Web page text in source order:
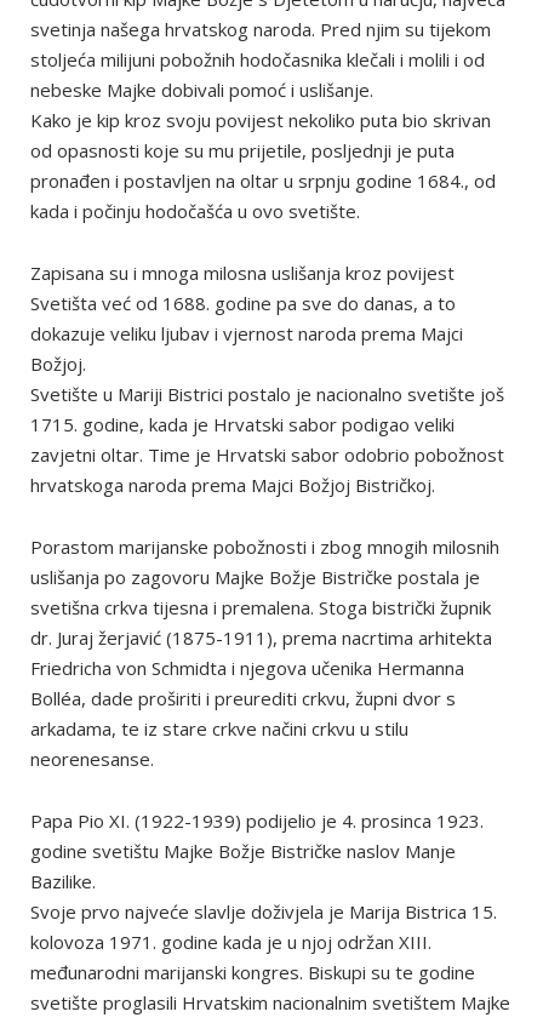
svetinja našega hrvatskog naroda. Pred njim su tijekom
stoljeća milijuni pobožnih hodočasnika klečali i molili i od
nebeske Majke dobivali pomoć i uslišanje.
Kako je kip kroz svoju povijest nekoliko puta bio skrivan
od opasnosti koje su mu prijetile, posljednji je puta
pronađen i postavljen na oltar u srpnju godine 1684., od
kada i počinju hodočašća u ovo svetište.
Zapisana su i mnoga milosna uslišanja kroz povijest
Svetišta već od 1688. godine pa sve do danas, a to
dokazuje veliku ljubav i vjernost naroda prema Majci
Božjoj.
Svetište u Mariji Bistrici postalo je nacionalno svetište još
1715. godine, kada je Hrvatski sabor podigao veliki
zavjetni oltar. Time je Hrvatski sabor odobrio pobožnost
hrvatskoga naroda prema Majci Božjoj Bistričkoj.
Porastom marijanske pobožnosti i zbog mnogih milosnih
uslišanja po zagovoru Majke Božje Bistričke postala je
svetišna crkva tijesna i premalena. Stoga bistrički župnik
dr. Juraj žerjavić (1875-1911), prema nacrtima arhitekta
Friedricha von Schmidta i njegova učenika Hermanna
Bolléa, dade proširiti i preurediti crkvu, župni dvor s
arkadama, te iz stare crkve načini crkvu u stilu
neorenesanse.
Papa Pio XI. (1922-1939) podijelio je 4. prosinca 1923.
godine svetištu Majke Božje Bistričke naslov Manje
Bazilike.
Svoje prvo najveće slavlje doživjela je Marija Bistrica 15.
kolovoza 1971. godine kada je u njoj održan XIII.
međunarodni marijanski kongres. Biskupi su te godine
svetište proglasili Hrvatskim nacionalnim svetištem Majke